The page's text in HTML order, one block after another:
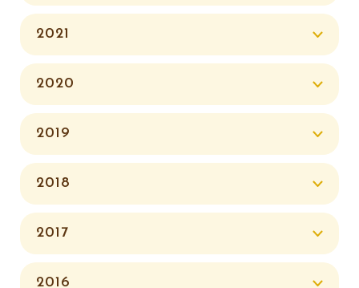
2021
2020
2019
2018
2017
2016